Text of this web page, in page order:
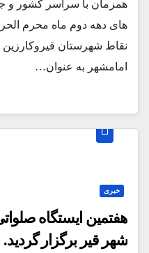
همزمان با سراسر کشور و
نقاط شهرستان
امامشهر به عنوان…
خبری
هفتمین ایستگاه
شهر قیر برگزار گردید.